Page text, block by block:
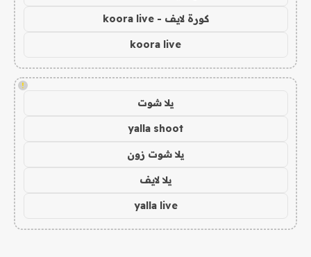
كورة لايف - koora live
koora live
!
يلا شوت
yalla shoot
يلا شوت زون
يلا لايف
yalla live